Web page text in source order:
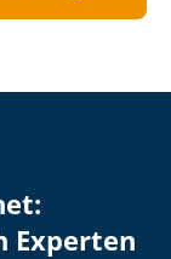
Experten